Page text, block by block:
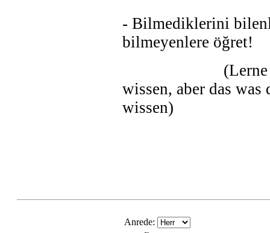
- Bilmediklerini
bilmeyenlere öğret!
(Lerne was du
wissen, aber das
wissen)
Anrede: